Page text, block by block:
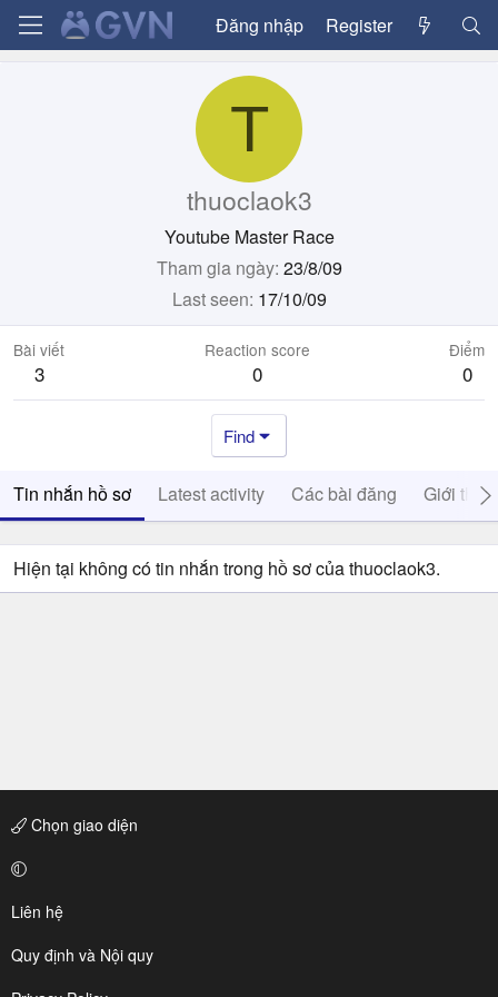
Đăng nhập Register
T
thuoclaok3
Youtube Master Race
Tham gia ngày 23/8/09
Last seen 17/10/09
Bài viết
3
Reaction score
0
Điểm
0
Find
Tin nhắn hồ sơ Latest activity Các bài đăng Giới thiệu
Hiện tại không có tin nhắn trong hồ sơ của thuoclaok3.
Chọn giao diện
Liên hệ
Quy định và Nội quy